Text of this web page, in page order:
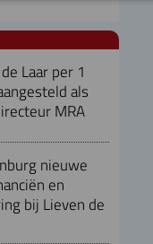
Laar per 1
als
MRA
nieuwe
en
bij Lieven de